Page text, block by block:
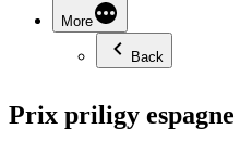
More
Back
Prix priligy espagne